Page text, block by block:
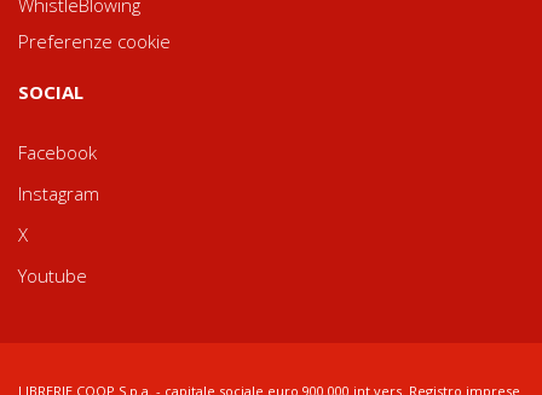
Preferenze cookie
SOCIAL
Facebook
Instagram
X
Youtube
LIBRERIE.COOP S.p.a. - capitale sociale euro 900.000 int.vers. Registro imprese